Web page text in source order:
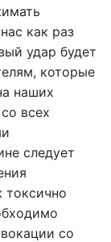
как раз
удар будет
которые
наших
всех
следует
токсично
со